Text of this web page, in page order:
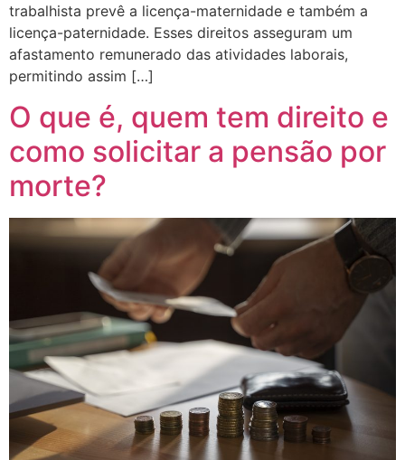
trabalhista prevê a licença-maternidade e também a
licença-paternidade. Esses direitos asseguram um
afastamento remunerado das atividades laborais,
permitindo assim […]
O que é, quem tem direito e
como solicitar a pensão por
morte?